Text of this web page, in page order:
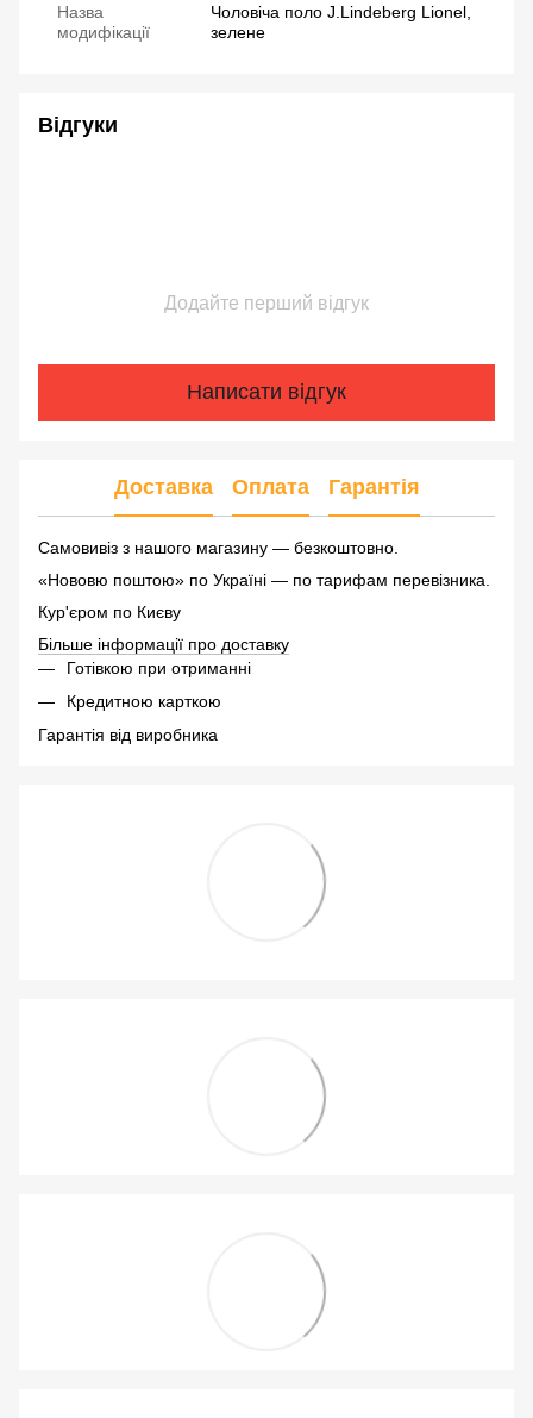
Назва
модифікації
Чоловіча поло J.Lindeberg Lionel,
зелене
Відгуки
Додайте перший відгук
Написати відгук
Доставка Оплата Гарантія
Самовивіз з нашого магазину — безкоштовно.
«Нововю поштою» по Україні — по тарифам перевізника.
Кур'єром по Києву
Більше інформації про доставку
Готівкою при отриманні
Кредитною карткою
Гарантія від виробника